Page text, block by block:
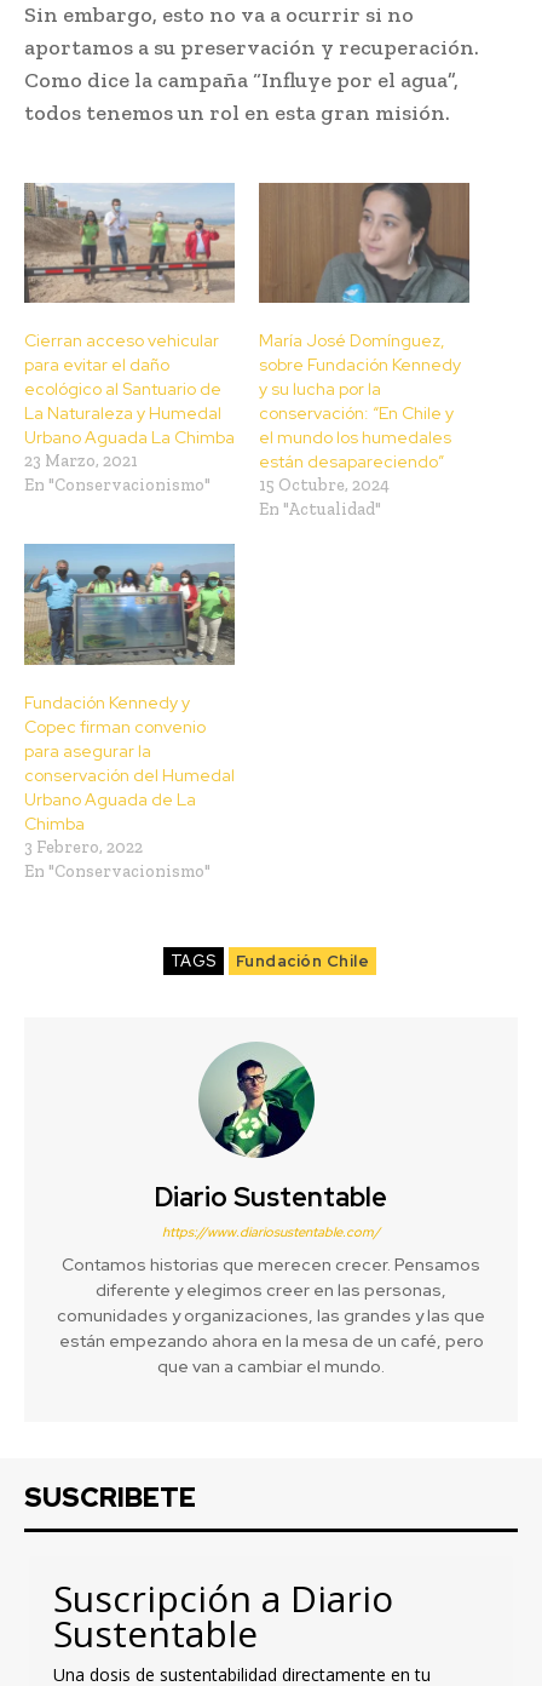
Sin embargo, esto no va a ocurrir si no
aportamos a su preservación y recuperación.
Como dice la campaña “Influye por el agua”,
todos tenemos un rol en esta gran misión.
Cierran acceso vehicular
para evitar el daño
ecológico al Santuario de
La Naturaleza y Humedal
Urbano Aguada La Chimba
23 Marzo, 2021
En "Conservacionismo"
María José Domínguez,
sobre Fundación Kennedy
y su lucha por la
conservación: “En Chile y
el mundo los humedales
están desapareciendo”
15 Octubre, 2024
En "Actualidad"
Fundación Kennedy y
Copec firman convenio
para asegurar la
conservación del Humedal
Urbano Aguada de La
Chimba
3 Febrero, 2022
En "Conservacionismo"
TAGS Fundación Chile
Diario Sustentable
https://www.diariosustentable.com/
Contamos historias que merecen crecer. Pensamos
diferente y elegimos creer en las personas,
comunidades y organizaciones, las grandes y las que
están empezando ahora en la mesa de un café, pero
que van a cambiar el mundo.
SUSCRIBETE
Suscripción a Diario
Sustentable
Una dosis de sustentabilidad directamente en tu